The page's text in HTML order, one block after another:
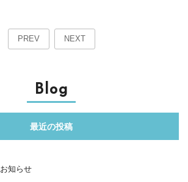
PREV NEXT
Blog
最近の投稿
お知らせ